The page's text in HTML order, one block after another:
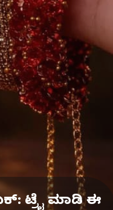
ಟ್ರೈ ಮಾಡಿ ಈ